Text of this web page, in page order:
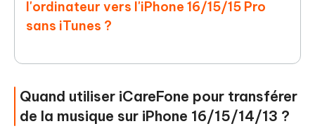
l'ordinateur vers l'iPhone 16/15/15 Pro
sans iTunes ?
Quand utiliser iCareFone pour transférer
de la musique sur iPhone 16/15/14/13 ?